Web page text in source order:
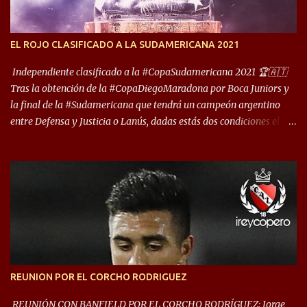
años. Dock Sud es otro de los que comparten esas tierras, aunque el
foco de atención es la convivencia Independiente - Racing. “No
deporte”, afirmó Facundo Moyano. “Creo que Avellaneda...
EL ROJO CLASIFICADO A LA SUDAMERICANA 2021
Independiente clasificado a la #CopaSudamericana 2021 🏆🇦🇹
Tras la obtención de la #CopaDiegoMaradona por Boca Juniors y
la final de la #Sudamericana que tendrá un campeón argentino
entre Defensa y Justicia o Lanús, dadas estás dos condiciones el
que iniciará en fase de grupos con 6 partidos, de los cuales sólo los
primeros de cada grupo jugarán los 8vos. con los 3ros. mejores de
las fases de grupos de la #CopaLibertadores 2021. ¡Este año hay
noche de Copas Rey! ⚽🇦🇹👑🏆.
REUNION POR EL CORCHO RODRIGUEZ
REUNIÓN CON BANFIELD POR EL CORCHO RODRÍGUEZ: Jorge